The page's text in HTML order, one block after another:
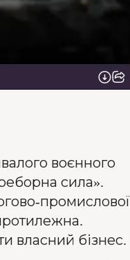
воєнного
сила».
промислової
власний бізнес.